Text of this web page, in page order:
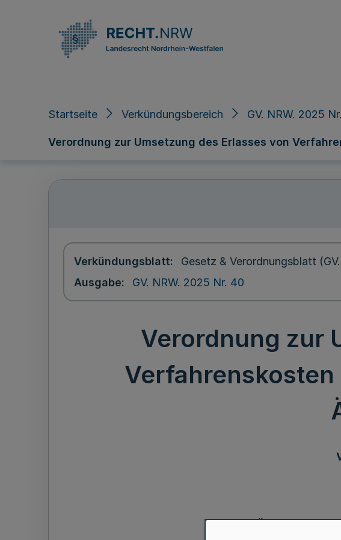
Startseite Verkündungsbereich GV. NRW. 2025
Verordnung zur Umsetzung des Erlasses von
Verkündungsblatt
Gesetz & Verordnungsblatt
Ausgabe
GV. NRW. 2025 Nr. 40
Verordnung zur